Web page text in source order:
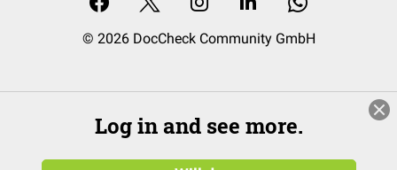
© 2026 DocCheck Community GmbH
Log in and see more.